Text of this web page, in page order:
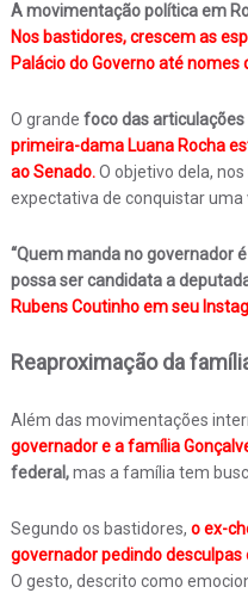
A movimentação política em
Nos bastidores, crescem as
Palácio do Governo até nomes
O grande foco das articulações
primeira-dama Luana Rocha
ao Senado.O objetivo dela,
expectativa de conquistar uma
“Quem manda no governador
possa ser candidata a
Rubens Coutinho em seu
Reaproximação da
Além das movimentações
governador e a família
federal,mas a família tem
Segundo os bastidores, o ex-
governador pedindo
O gesto, descrito como